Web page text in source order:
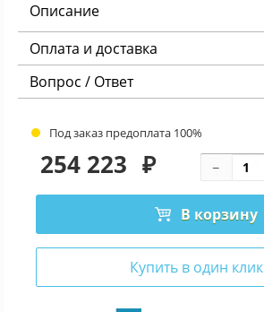
Описание
Оплата и доставка
Вопрос / Ответ
Под заказ предоплата 100%
254 223 ₽
В корзину
Купить в один клик